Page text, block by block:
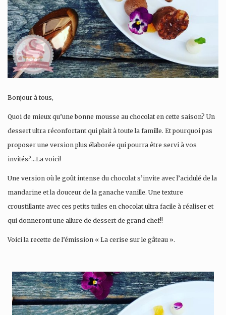
Bonjour à tous,
Quoi de mieux qu’une bonne mousse au chocolat en cette saison? Un
dessert ultra réconfortant qui plait à toute la famille. Et pourquoi pas
proposer une version plus élaborée qui pourra être servi à vos
invités?…La voici!
Une version où le goût intense du chocolat s’invite avec l’acidulé de la
mandarine et la douceur de la ganache vanille. Une texture
croustillante avec ces petits tuiles en chocolat ultra facile à réaliser et
qui donneront une allure de dessert de grand chef!!
Voici la recette de l’émission « La cerise sur le gâteau ».